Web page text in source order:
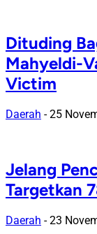
Dituding
Mahyeldi-
Victim
Daerah - 25
Jelang
Targetkan
Daerah - 23